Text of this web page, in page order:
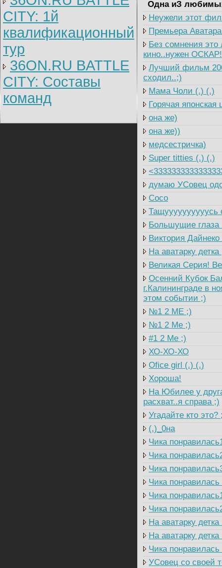
CITY: 1й
квалификационный
тур
36ON.RU BATTLE
CITY: Составы
команд
Одна иЗ
Неужели этот
Премьера
Без сомнения
кино..нужен ОСКАР!
Лучший фильм
сходил..;)
Мама Чоли (.) (.)
Горячая
она же)
она же))
медсестричка)
Super titties (.) (.)
думаю УСовец
Coco
Тащуууууууууусь
Большущие глаза
Виктория
На аватарку детка
Великая Серия!
Осенний Кубок
г.Калининграде в
этом событии ;)
№1 2 ME ;)
№1 2 Me ;)
#1 2 Me ;)
ХО-ХО-ХО
Ofice girl (.) (.)
Хороша!
На Юбилее у
расхват..я справа ;)
Угадайте кто это?
(.)_0на
Чика
Чика
Чика
Чика
Чика
Чика
На аватарку детка
На аватарку детка
Чика понравилась
УСовец со своей